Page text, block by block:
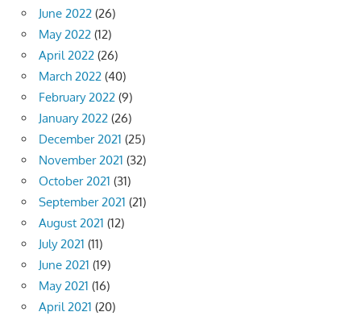
June 2022 (26)
May 2022 (12)
April 2022 (26)
March 2022 (40)
February 2022 (9)
January 2022 (26)
December 2021 (25)
November 2021 (32)
October 2021 (31)
September 2021 (21)
August 2021 (12)
July 2021 (11)
June 2021 (19)
May 2021 (16)
April 2021 (20)